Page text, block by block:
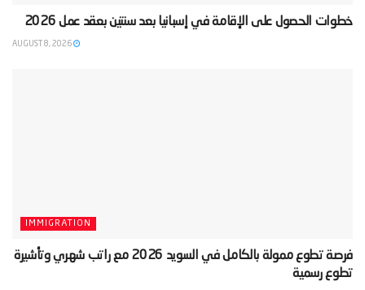
‫خطوات الحصول على الإقامة في إسبانيا بعد سنتين بعقد عمل 2026‬
IMMIGRATION
‫فرصة تطوع ممولة بالكامل في السويد 2026 مع راتب شهري وتأشيرة
تطوع رسمية‬